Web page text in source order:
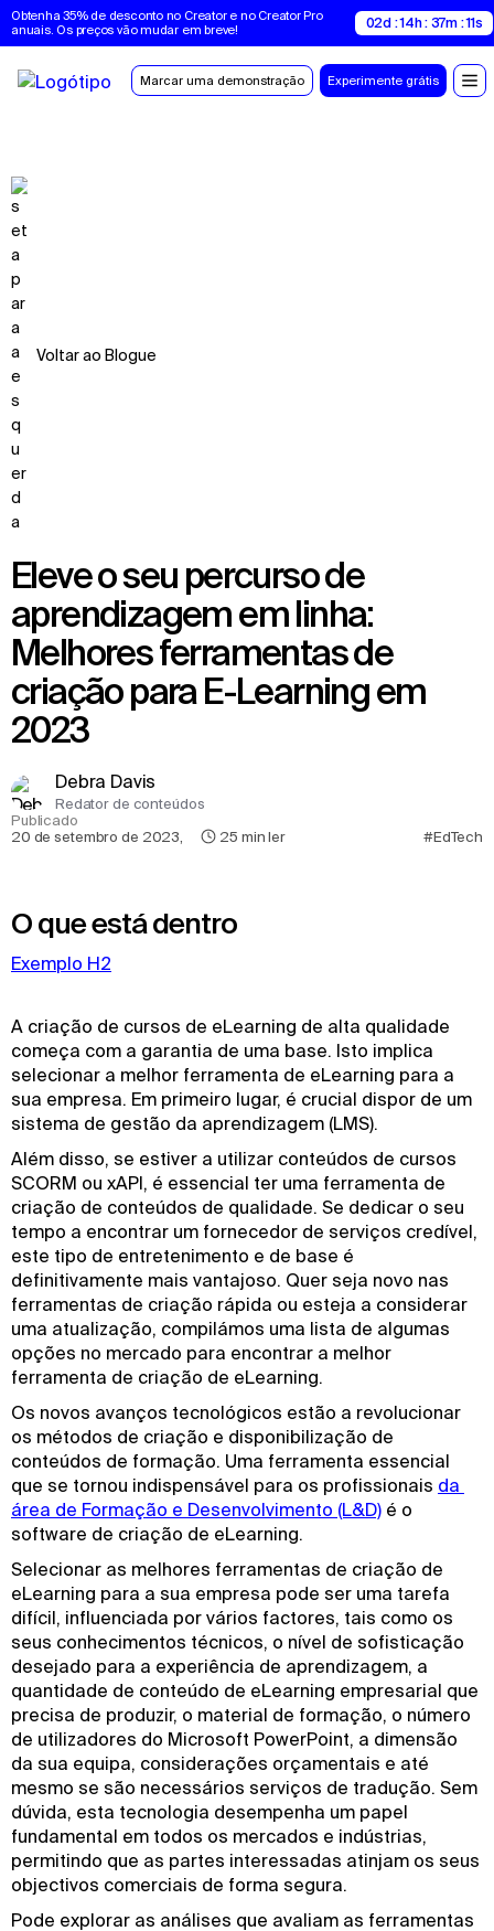
Obtenha 35% de desconto no Creator e no Creator Pro
anuais. Os preços vão mudar em breve!
02d : 14h : 37m : 11s
Marcar uma demonstração Experimente grátis
Voltar ao Blogue
Eleve o seu percurso de
aprendizagem em linha:
Melhores ferramentas de
criação para E-Learning em
2023
Debra Davis
Redator de conteúdos
Publicado
20 de setembro de 2023, 25 min ler #EdTech
O que está dentro
Exemplo H2
A criação de cursos de eLearning de alta qualidade
começa com a garantia de uma base. Isto implica
selecionar a melhor ferramenta de eLearning para a
sua empresa. Em primeiro lugar, é crucial dispor de um
sistema de gestão da aprendizagem (LMS).
Além disso, se estiver a utilizar conteúdos de cursos
SCORM ou xAPI, é essencial ter uma ferramenta de
criação de conteúdos de qualidade. Se dedicar o seu
tempo a encontrar um fornecedor de serviços credível,
este tipo de entretenimento e de base é
definitivamente mais vantajoso. Quer seja novo nas
ferramentas de criação rápida ou esteja a considerar
uma atualização, compilámos uma lista de algumas
opções no mercado para encontrar a melhor
ferramenta de criação de eLearning.
Os novos avanços tecnológicos estão a revolucionar
os métodos de criação e disponibilização de
conteúdos de formação. Uma ferramenta essencial
que se tornou indispensável para os profissionais da
área de Formação e Desenvolvimento (L&D) é o
software de criação de eLearning.
Selecionar as melhores ferramentas de criação de
eLearning para a sua empresa pode ser uma tarefa
difícil, influenciada por vários factores, tais como os
seus conhecimentos técnicos, o nível de sofisticação
desejado para a experiência de aprendizagem, a
quantidade de conteúdo de eLearning empresarial que
precisa de produzir, o material de formação, o número
de utilizadores do Microsoft PowerPoint, a dimensão
da sua equipa, considerações orçamentais e até
mesmo se são necessários serviços de tradução. Sem
dúvida, esta tecnologia desempenha um papel
fundamental em todos os mercados e indústrias,
permitindo que as partes interessadas atinjam os seus
objectivos comerciais de forma segura.
Pode explorar as análises que avaliam as ferramentas